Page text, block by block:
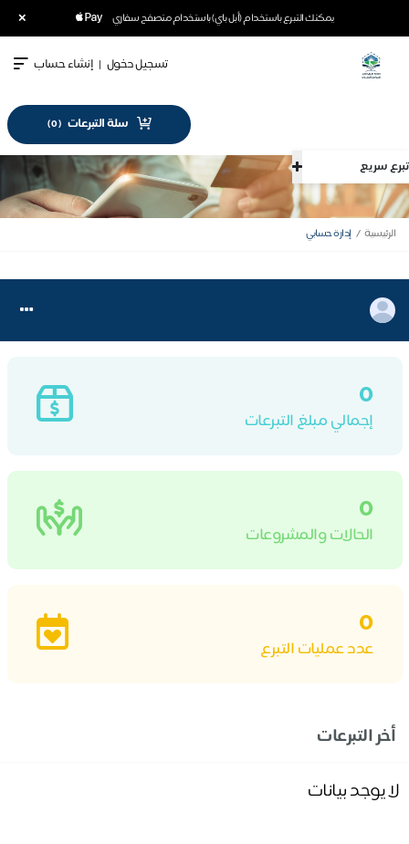
يمكنك التبرع باستخدام (أبل باي) باستخدام متصفح سفاري ×
سريع
تسجيل دخول | إنشاء حساب
سلة التبرعات 0
)
الرئيسية إدارة حسابي
0
إجمالي مبلغ التبرعات
0
الحالات والمشروعات
0
عدد عمليات التبرع
أخر التبرعات
لا يوجد بيانات